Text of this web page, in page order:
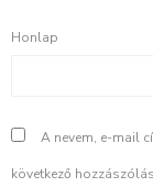
Honlap
A nevem, e-mail
következő